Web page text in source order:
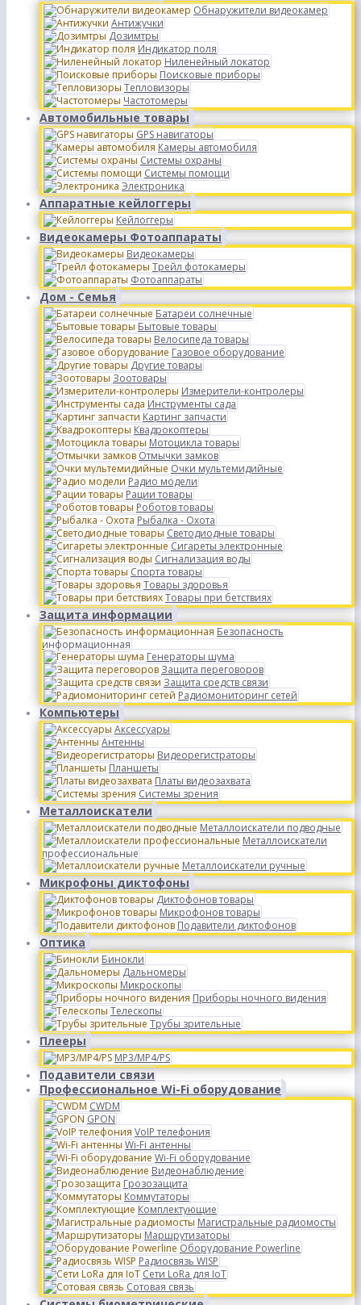
Обнаружители видеокамер
Антижучки
Дозимтры
Индикатор поля
Ниленейный локатор
Поисковые приборы
Тепловизоры
Частотомеры
Автомобильные товары
GPS навигаторы
Камеры автомобиля
Системы охраны
Системы помощи
Электроника
Аппаратные кейлоггеры
Кейлоггеры
Видеокамеры Фотоаппараты
Видеокамеры
Трейл фотокамеры
Фотоаппараты
Дом - Семья
Батареи солнечные
Бытовые товары
Велосипеда товары
Газовое оборудование
Другие товары
Зоотовары
Измерители-контролеры
Инструменты сада
Картинг запчасти
Квадрокоптеры
Мотоцикла товары
Отмычки замков
Очки мультемидийные
Радио модели
Рации товары
Роботов товары
Рыбалка - Охота
Светодиодные товары
Сигареты электронные
Сигнализация воды
Спорта товары
Товары здоровья
Товары при бетствиях
Защита информации
Безопасность
информационная
Генераторы шума
Защита переговоров
Защита средств связи
Радиомониторинг сетей
Компьютеры
Аксессуары
Антенны
Видеорегистраторы
Планшеты
Платы видеозахвата
Системы зрения
Металлоискатели
Металлоискатели подводные
Металлоискатели
профессиональные
Металлоискатели ручные
Микрофоны диктофоны
Диктофонов товары
Микрофонов товары
Подавители диктофонов
Оптика
Бинокли
Дальномеры
Микроскопы
Приборы ночного видения
Телескопы
Трубы зрительные
Плееры
MP3/MP4/PS
Подавители связи
Профессиональное Wi-Fi оборудование
CWDM
GPON
VoIP телефония
Wi-Fi антенны
Wi-Fi оборудование
Видеонаблюдение
Грозозащита
Коммутаторы
Комплектующие
Магистральные радиомосты
Маршрутизаторы
Оборудование Powerline
Радиосвязь WISP
Сети LoRa для IoT
Сотовая связь